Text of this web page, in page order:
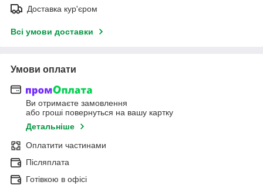
Доставка кур'єром
Всі умови доставки
Умови оплати
Ви отримаєте замовлення
або гроші повернуться на вашу картку
Детальніше
Оплатити частинами
Післяплата
Готівкою в офісі